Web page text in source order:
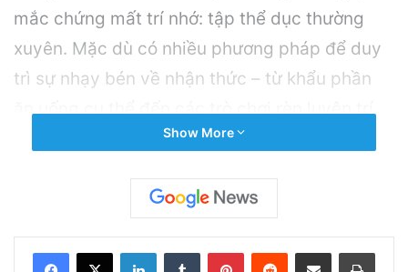
mắc chứng mất trí nhớ: tập thể dục thường
xuyên. Mặc dù có nhiều phương pháp để duy
trì sự nhạy bén về nhận thức – từ khẩu phần
ăn uống cụ thể đến các trò chơi rèn luyện trí
nhớ – Reddy cho biết hoạt động thể chất giúp
quan tâm đúng mức.
Related Articles
Show More
LinkedInTumblr PinterestReddit Share via Email Print